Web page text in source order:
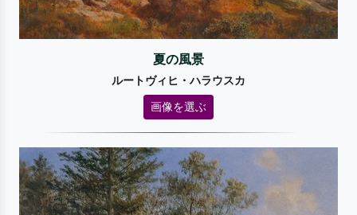
夏の風景
ルートヴィヒ・ハラウスカ
画像を選ぶ